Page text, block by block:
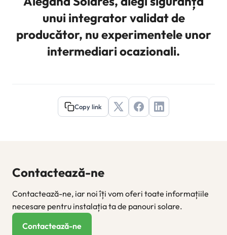
unui integrator validat de
producător, nu experimentele unor
intermediari ocazionali.
Copy link
Contactează-ne
Contactează-ne, iar noi îți vom oferi toate informațiile
necesare pentru instalația ta de panouri solare.
Contactează-ne